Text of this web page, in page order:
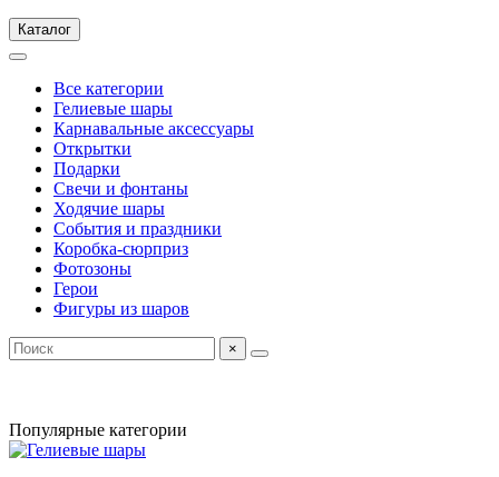
Каталог
Все категории
Гелиевые шары
Карнавальные аксессуары
Открытки
Подарки
Свечи и фонтаны
Ходячие шары
События и праздники
Коробка-сюрприз
Фотозоны
Герои
Фигуры из шаров
×
Популярные категории